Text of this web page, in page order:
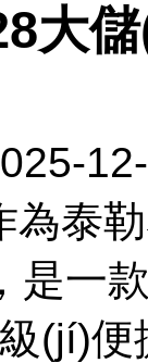
大
為泰
是
(jí)